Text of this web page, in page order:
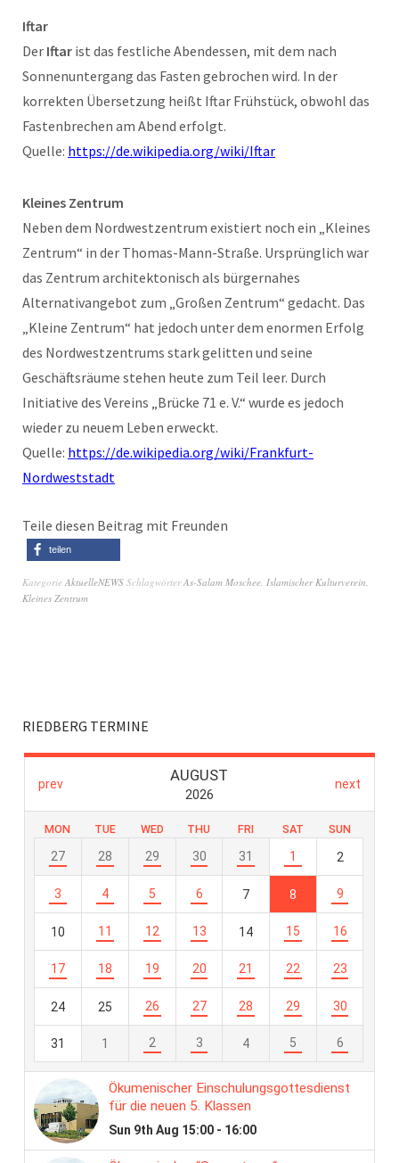
Iftar
Der Iftar ist das festliche Abendessen, mit dem nach
Sonnenuntergang das Fasten gebrochen wird. In der
korrekten Übersetzung heißt Iftar Frühstück, obwohl das
Fastenbrechen am Abend erfolgt.
Quelle: https://de.wikipedia.org/wiki/Iftar
Kleines Zentrum
Neben dem Nordwestzentrum existiert noch ein „Kleines
Zentrum“ in der Thomas-Mann-Straße. Ursprünglich war
das Zentrum architektonisch als bürgernahes
Alternativangebot zum „Großen Zentrum“ gedacht. Das
„Kleine Zentrum“ hat jedoch unter dem enormen Erfolg
des Nordwestzentrums stark gelitten und seine
Geschäftsräume stehen heute zum Teil leer. Durch
Initiative des Vereins „Brücke 71 e. V.“ wurde es jedoch
wieder zu neuem Leben erweckt.
Quelle: https://de.wikipedia.org/wiki/Frankfurt-
Nordweststadt
Teile diesen Beitrag mit Freunden
teilen
Kategorie AktuelleNEWS SchlagwörterAs-Salam Moschee, Islamischer Kulturverein,
Kleines Zentrum
RIEDBERG TERMINE